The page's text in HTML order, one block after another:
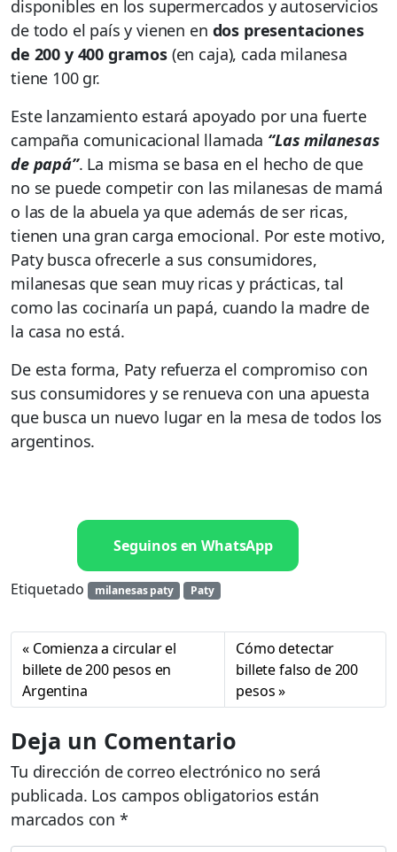
disponibles en los supermercados y autoservicios
de todo el país y vienen en dos presentaciones
de 200 y 400 gramos(en caja), cada milanesa
tiene 100 gr.
Este lanzamiento estará apoyado por una fuerte
campaña comunicacional llamada “Las milanesas
de papá”. La misma se basa en el hecho de que
no se puede competir con las milanesas de mamá
o las de la abuela ya que además de ser ricas,
tienen una gran carga emocional. Por este motivo,
Paty busca ofrecerle a sus consumidores,
milanesas que sean muy ricas y prácticas, tal
como las cocinaría un papá, cuando la madre de
la casa no está.
De esta forma, Paty refuerza el compromiso con
sus consumidores y se renueva con una apuesta
que busca un nuevo lugar en la mesa de todos los
argentinos.
Seguinos en WhatsApp
Etiquetado milanesas paty Paty
Comienza a circular el
billete de 200 pesos en
Argentina
Cómo detectar
billete falso de 200
pesos
Deja un Comentario
Tu dirección de correo electrónico no será
publicada. Los campos obligatorios están
marcados con *